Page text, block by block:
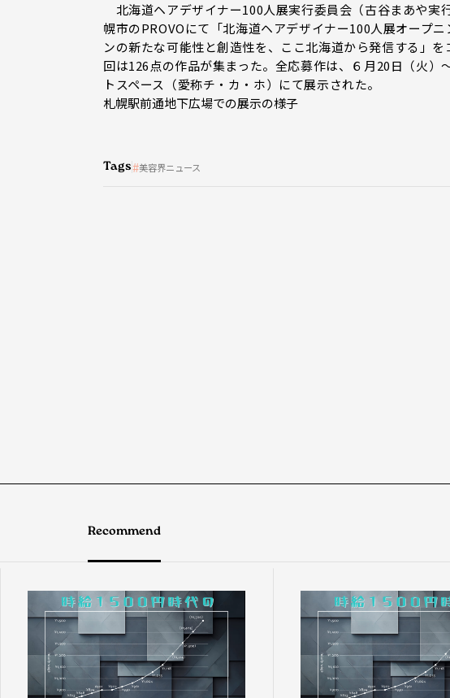
北海道ヘアデザイナー100人展実行委員会（古谷まあや実
幌市のPROVOにて「北海道ヘアデザイナー100人展オープ
ンの新たな可能性と創造性を、ここ北海道から発信する」
回は126点の作品が集まった。全応募作は、６月20日（火
トスペース（愛称チ・カ・ホ）にて展示された。
札幌駅前通地下広場での展示の様子
Tags 美容界ニュース
Recommend